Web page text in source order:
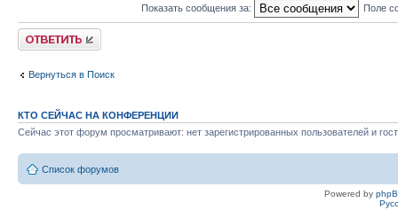
Показать сообщения за: Поле
Ответить
Вернуться в Поиск
КТО СЕЙЧАС НА КОНФЕРЕНЦИИ
Сейчас этот форум просматривают: нет зарегистрированных пользователей и
Список форумов
Powered by